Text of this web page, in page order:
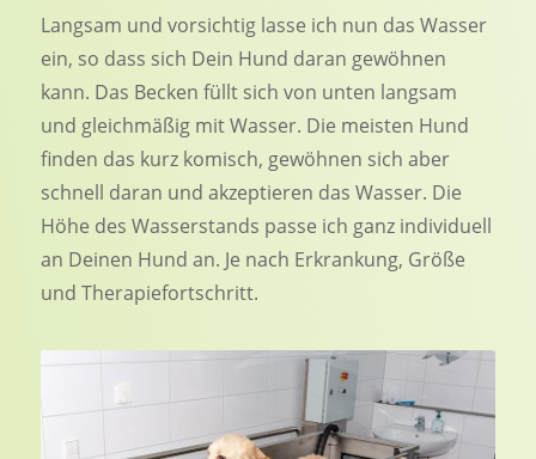
Langsam und vorsichtig lasse ich nun das Wasser
ein, so dass sich Dein Hund daran gewöhnen
kann. Das Becken füllt sich von unten langsam
und gleichmäßig mit Wasser. Die meisten Hund
finden das kurz komisch, gewöhnen sich aber
schnell daran und akzeptieren das Wasser. Die
Höhe des Wasserstands passe ich ganz individuell
an Deinen Hund an. Je nach Erkrankung, Größe
und Therapiefortschritt.